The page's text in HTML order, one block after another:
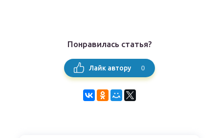
Понравилась статья?
Лайк автору 0